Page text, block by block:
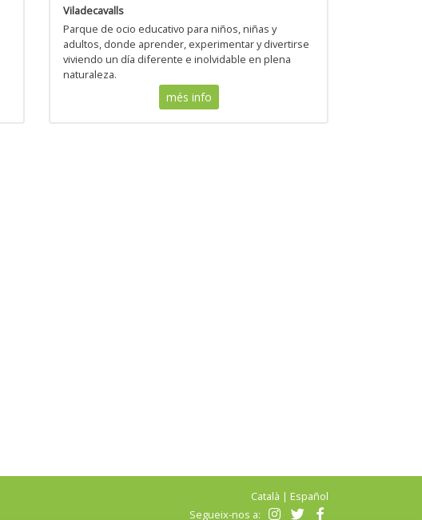
Viladecavalls
Parque de ocio educativo para niños, niñas y
adultos, donde aprender, experimentar y divertirse
viviendo un día diferente e inolvidable en plena
naturaleza.
més info
Català | Español
Segueix-nos a: